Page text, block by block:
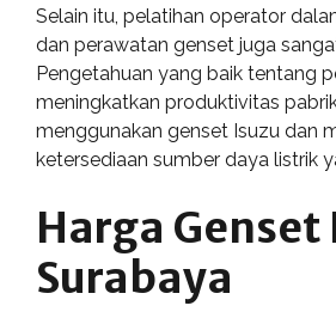
Selain itu, pelatihan operator
dan perawatan genset juga
Pengetahuan yang baik tentang
meningkatkan produktivitas
menggunakan genset Isuzu dan
ketersediaan sumber daya listrik
Harga Genset
Surabaya